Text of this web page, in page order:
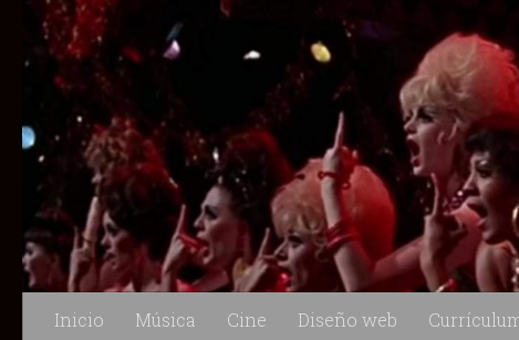
Saltar al contenido
Inicio Música Cine Diseño web